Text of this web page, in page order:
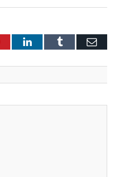
LinkedInTumblr